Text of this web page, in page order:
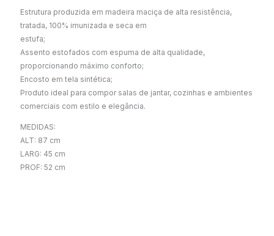
Estrutura produzida em madeira maciça de alta resistência,
tratada, 100% imunizada e seca em
estufa;
Assento estofados com espuma de alta qualidade,
proporcionando máximo conforto;
Encosto em tela sintética;
Produto ideal para compor salas de jantar, cozinhas e ambientes
comerciais com estilo e elegância.
MEDIDAS:
ALT: 87 cm
LARG: 45 cm
PROF: 52 cm